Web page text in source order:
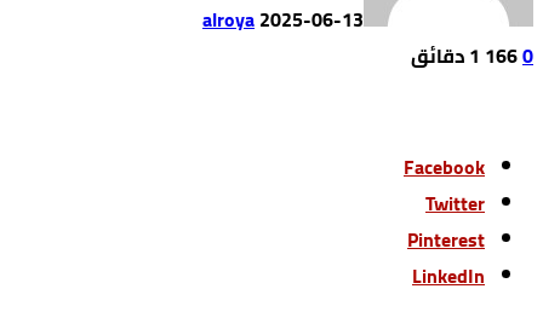
alroya2025-06-13
0
166 1 ‫دقائق‬
Facebook
Twitter
Pinterest
LinkedIn